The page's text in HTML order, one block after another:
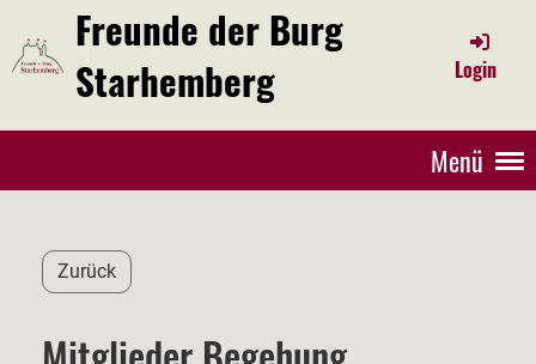
Freunde der Burg
Starhemberg
Login
Menü
Zurück